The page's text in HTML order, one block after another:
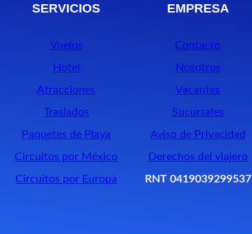
SERVICIOS
Vuelos
Hotel
Atracciones
Traslados
Paquetes de Playa
Circuitos por México
Circuitos por Europa
EMPRESA
Contacto
Nosotros
Vacantes
Sucursales
Aviso de Privacidad
Derechos del viajero
RNT 0419039299537